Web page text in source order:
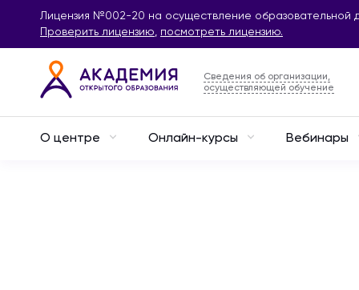
Лицензия №002-20 на осуществление образовательной
Проверить лицензию, посмотреть лицензию.
Сведения об организации,
осуществляющей обучение
О центре Онлайн-курсы Вебинары